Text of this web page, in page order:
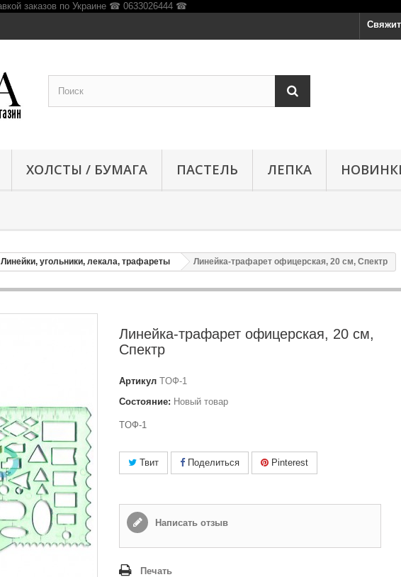
ХОЛСТЫ / БУМАГА ПАСТЕЛЬ ЛЕПКА
Линейки, угольники, лекала, трафареты Линейка-трафарет офицерская, 20 см, Спектр
Линейка-трафарет офицерская, 20 см,
Спектр
Артикул TОФ-1
Состояние: Новый товар
TОФ-1
Твит Поделиться Pinterest
Написать отзыв
Печать